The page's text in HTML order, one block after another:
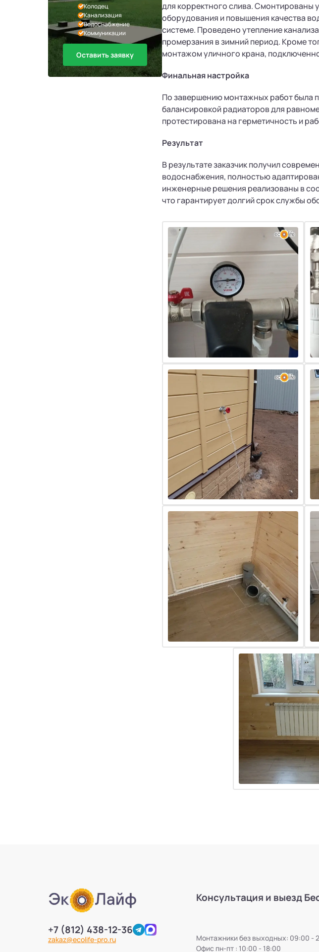
Колодец
Канализация
Водоснабжение
Коммуникации
Оставить заявку
для корректного слива. Смонтированы
оборудования и повышения качества
системе. Проведено утепление
промерзания в зимний период. Кроме
монтажом уличного крана,
Финальная настройка
По завершению монтажных работ была
балансировкой радиаторов для
протестирована на герметичность и
Результат
В результате заказчик получил
водоснабжения, полностью
инженерные решения реализованы в
что гарантирует долгий срок службы
+7 (812) 438-12-36
zakaz@ecolife-pro.ru
Консультация и выезд
Монтажники без выходных: 09:00 -
Офис пн-пт : 10:00 - 18:00